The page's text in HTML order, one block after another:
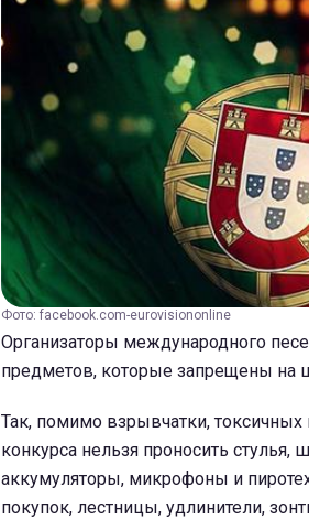
Фото: facebook.com-eurovisiononline
Организаторы международного
предметов, которые запрещены на
Так, помимо взрывчатки, токсичных
конкурса нельзя проносить
аккумуляторы, микрофоны и
покупок, лестницы, удлинители,